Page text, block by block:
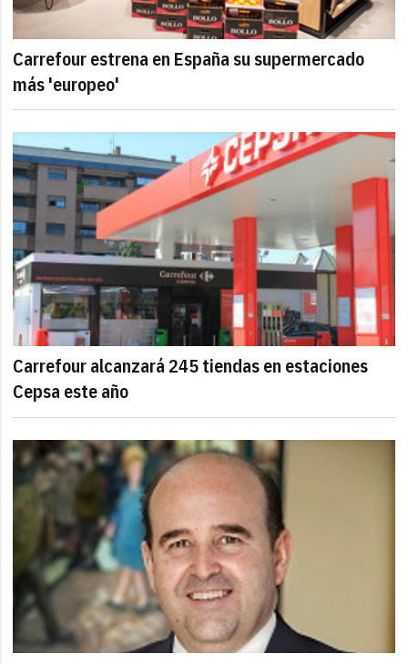
Carrefour estrena en España su supermercado
más 'europeo'
Carrefour alcanzará 245 tiendas en estaciones
Cepsa este año